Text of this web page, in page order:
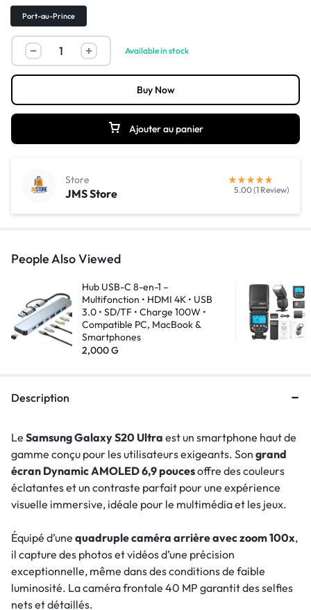
Port-au-Prince
Available in stock
Ajouter au panier
Buy Now
Store
JMS Store 5.00 (1 Review)
People Also Viewed
Hub USB-C 8-en-1 –
Multifonction • HDMI 4K • USB
3.0 • SD/TF • Charge 100W •
Compatible PC, MacBook &
Smartphones
2,000G
Description
Le Samsung Galaxy S20 Ultra est un smartphone haut de
gamme conçu pour les utilisateurs exigeants. Son grand
écran Dynamic AMOLED 6,9 poucesoffre des couleurs
éclatantes et un contraste parfait pour une expérience
visuelle immersive, idéale pour le multimédia et les jeux.
Équipé d’une quadruple caméra arrière avec zoom 100x,
il capture des photos et vidéos d’une précision
exceptionnelle, même dans des conditions de faible
luminosité. La caméra frontale 40 MP garantit des selfies
nets et détaillés.